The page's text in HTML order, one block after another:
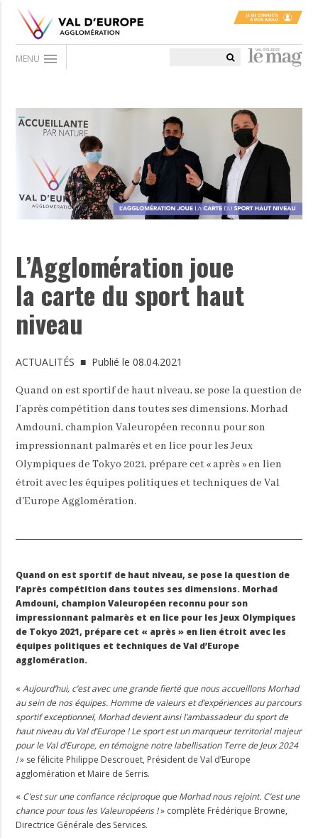
MENU menu
L’Agglomération joue
la carte du sport haut
niveau
ACTUALITÉS ■ Publié le 08.04.2021
Quand on est sportif de haut niveau, se pose la question de
l’après compétition dans toutes ses dimensions. Morhad
Amdouni, champion Valeuropéen reconnu pour son
impressionnant palmarès et en lice pour les Jeux
Olympiques de Tokyo 2021, prépare cet « après » en lien
étroit avec les équipes politiques et techniques de Val
d'Europe Agglomération.
Quand on est sportif de haut niveau, se pose la question de
l’après compétition dans toutes ses dimensions. Morhad
Amdouni, champion Valeuropéen reconnu pour son
impressionnant palmarès et en lice pour les Jeux Olympiques
de Tokyo 2021, prépare cet « après » en lien étroit avec les
équipes politiques et techniques de Val d’Europe
agglomération.
«Aujourd’hui, c’est avec une grande fierté que nous accueillons Morhad
au seinde nos équipes. Homme de valeurs et d’expériences au parcours
sportif exceptionnel, Morhad devient ainsi l’ambassadeur du sport de
haut niveau du Val d’Europe ! Le sport est un marqueur territorial majeur
pour le Val d’Europe, en témoigne notre labellisation Terre de Jeux 2024
!» se félicite Philippe Descrouet, Président de Val d’Europe
agglomération et Maire de Serris.
« C’est sur une confiance réciproque que Morhad nous rejoint. C’est une
chance pour tous les Valeuropéens !» complète Frédérique Browne,
Directrice Générale des Services.